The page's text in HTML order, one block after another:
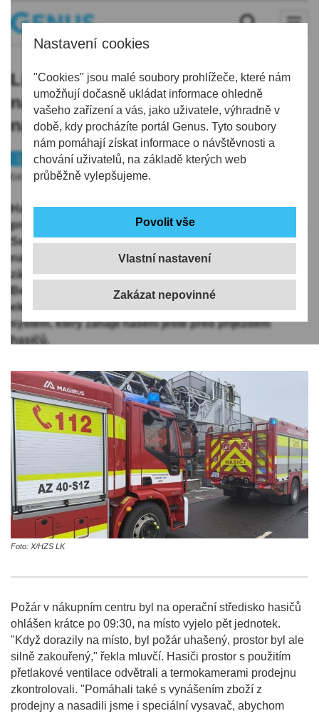
Nastavení cookies
"Cookies" jsou malé soubory prohlížeče, které nám
umožňují dočasně ukládat informace ohledně
vašeho zařízení a vás, jako uživatele, výhradně v
době, kdy procházíte portál Genus. Tyto soubory
nám pomáhají získat informace o návštěvnosti a
chování uživatelů, na základě kterých web
průběžně vylepšujeme.
Vlastní nastavení
Liberečtí hasiči vyjížděli k požáru v
nákupním centru Géčko, 5 lidí se
nadýchalo kouře
04.02.2026 | 12:26
Hasiči v Liberci vyjížděli dnes dopoledne k požáru v
prodejně elektra v nákupním centru Géčko v Růžodole.
Sedm lidí se před požárem evakuovalo, pět z nich se
nadýchalo kouře, řekla ČTK mluvčí Hasičského
záchranného sboru Libereckého kraje Jaroslava
Benešová. Příčinou požáru byla zřejmě závada na
elektrozařízení, požár spustil automatický protipožární
systém, který zahájil hašení ještě před příjezdem
hasičů.
Foto: X/HZS LK
Požár v nákupním centru byl na operační středisko hasičů
ohlášen krátce po 09:30, na místo vyjelo pět jednotek.
"Když dorazily na místo, byl požár uhašený, prostor byl ale
silně zakouřený," řekla mluvčí. Hasiči prostor s použitím
přetlakové ventilace odvětrali a termokamerami prodejnu
zkontrolovali. "Pomáhali také s vynášením zboží z
prodejny a nasadili jsme i speciální vysavač, abychom